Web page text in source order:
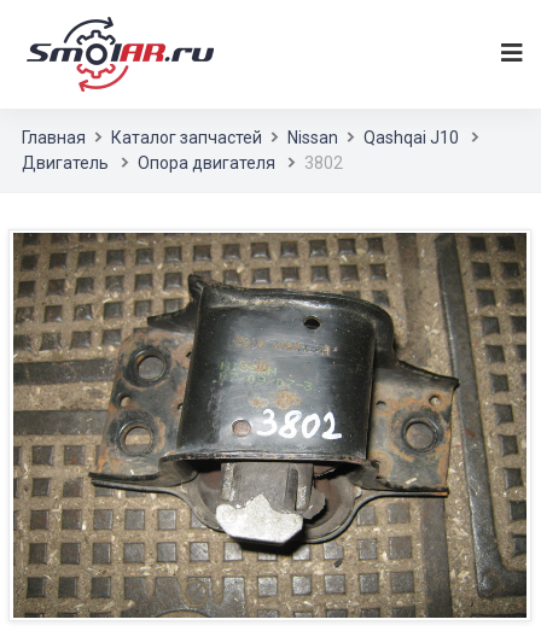
Главная Каталог запчастей Nissan
Qashqai J10
Двигатель
Опора двигателя 3802